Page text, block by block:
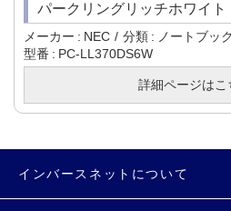
パークリングリッチホワイト
メーカー NEC 分類
ノートブッ
型番
PC-LL370DS6W
詳細ページはこ
インバースネットについて